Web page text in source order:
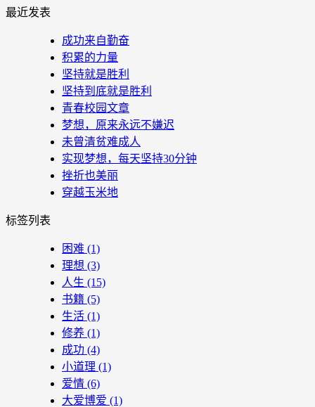
最近发表
成功来自勤奋
积累的力量
坚持就是胜利
坚持到底就是胜利
青春校园文章
梦想，原来永远不嫌迟
未曾清贫难成人
实现梦想，每天坚持30分钟
挫折也美丽
穿越玉米地
标签列表
困难 (1)
理想 (3)
人生 (15)
书籍 (5)
生活 (1)
修养 (1)
成功 (4)
小道理 (1)
爱情 (6)
大爱博爱 (1)